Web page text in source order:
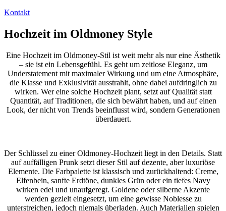
Kontakt
Hochzeit im Oldmoney Style
Eine Hochzeit im Oldmoney-Stil ist weit mehr als nur eine Ästhetik
– sie ist ein Lebensgefühl. Es geht um zeitlose Eleganz, um
Understatement mit maximaler Wirkung und um eine Atmosphäre,
die Klasse und Exklusivität ausstrahlt, ohne dabei aufdringlich zu
wirken. Wer eine solche Hochzeit plant, setzt auf Qualität statt
Quantität, auf Traditionen, die sich bewährt haben, und auf einen
Look, der nicht von Trends beeinflusst wird, sondern Generationen
überdauert.
Der Schlüssel zu einer Oldmoney-Hochzeit liegt in den Details. Statt
auf auffälligen Prunk setzt dieser Stil auf dezente, aber luxuriöse
Elemente. Die Farbpalette ist klassisch und zurückhaltend: Creme,
Elfenbein, sanfte Erdtöne, dunkles Grün oder ein tiefes Navy
wirken edel und unaufgeregt. Goldene oder silberne Akzente
werden gezielt eingesetzt, um eine gewisse Noblesse zu
unterstreichen, jedoch niemals überladen. Auch Materialien spielen